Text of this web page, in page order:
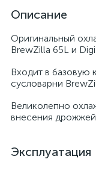
Описание
Оригинальный
BrewZilla 65L и
Входит в базовую
сусловарни
Великолепно
внесения
Эксплуатация